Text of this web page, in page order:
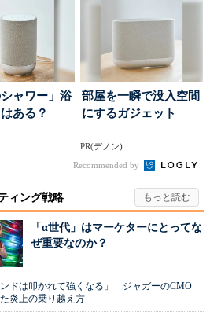
シャワー」浴
ある？
部屋を一瞬で没入空間
にするガジェット
PR(デノン)
Recommended by
ィング戦略
「α世代」はマーケターにとってな
ぜ重要なのか？
ンドは叩かれて強くなる」 ジャガーのCMO
炎上の乗り越え方